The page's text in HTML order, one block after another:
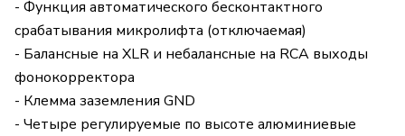
- Функция автоматического бесконтактного
срабатывания микролифта (отключаемая)
- Балансные на XLR и небалансные на RCA выходы
фонокорректора
- Клемма заземления GND
- Четыре регулируемые по высоте алюминиевые